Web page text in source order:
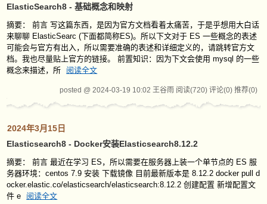
ElasticSearch8 - 基础概念和映射
摘要： 前言 写这篇东西，是因为官方文档看着太痛苦，于是乎想用大白话
来聊聊 ElasticSearc (下面都简称ES)。所以下文对于 ES 一些概念的表述
可能会与官方有出入，所以需要准确的表述和详细定义的，请跳转官方文
档。我也尽量贴上官方的链接。 前置知识：因为下文会使用 mysql 的一些
概念来描述，所
阅读全文
posted @ 2024-03-19 10:02 王谷雨 阅读(720) 评论(0) 推荐(0)
2024年3月15日
Elasticsearch8 - Docker安装Elasticsearch8.12.2
摘要： 前言 最近在学习 ES，所以需要在服务器上装一个单节点的 ES 服
务器环境：centos 7.9 安装 下载镜像 目前最新版本是 8.12.2 docker pull d
ocker.elastic.co/elasticsearch/elasticsearch:8.12.2 创建配置 新增配置文
件 e
阅读全文